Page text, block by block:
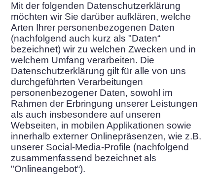
Mit der folgenden Datenschutzerklärung
möchten wir Sie darüber aufklären, welche
Arten Ihrer personenbezogenen Daten
(nachfolgend auch kurz als "Daten“
bezeichnet) wir zu welchen Zwecken und in
welchem Umfang verarbeiten. Die
Datenschutzerklärung gilt für alle von uns
durchgeführten Verarbeitungen
personenbezogener Daten, sowohl im
Rahmen der Erbringung unserer Leistungen
als auch insbesondere auf unseren
Webseiten, in mobilen Applikationen sowie
innerhalb externer Onlinepräsenzen, wie z.B.
unserer Social-Media-Profile (nachfolgend
zusammenfassend bezeichnet als
"Onlineangebot“).